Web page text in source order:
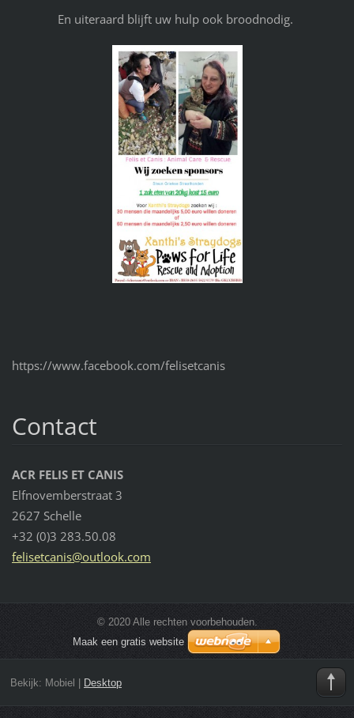
En uiteraard blijft uw hulp ook broodnodig.
https://www.facebook.com/felisetcanis
Contact
ACR FELIS ET CANIS
Elfnovemberstraat 3
2627 Schelle
+32 (0)3 283.50.08
felisetcanis@outlook.com
© 2020 Alle rechten voorbehouden.
Maak een gratis website
Bekijk: Mobiel Desktop